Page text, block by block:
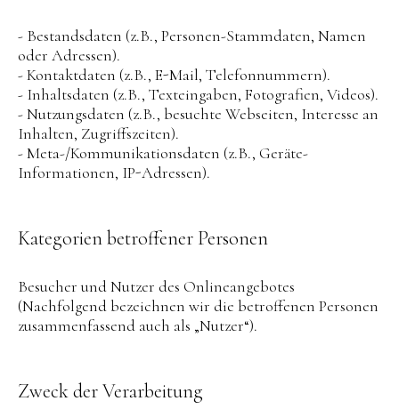
- Bestandsdaten (z.B., Personen-Stammdaten, Namen
oder Adressen).
- Kontaktdaten (z.B., E-Mail, Telefonnummern).
- Inhaltsdaten (z.B., Texteingaben, Fotografien, Videos).
- Nutzungsdaten (z.B., besuchte Webseiten, Interesse an
Inhalten, Zugriffszeiten).
- Meta-/Kommunikationsdaten (z.B., Geräte-
Informationen, IP-Adressen).
Kategorien betroffener Personen
Besucher und Nutzer des Onlineangebotes
(Nachfolgend bezeichnen wir die betroffenen Personen
zusammenfassend auch als „Nutzer“).
Zweck der Verarbeitung